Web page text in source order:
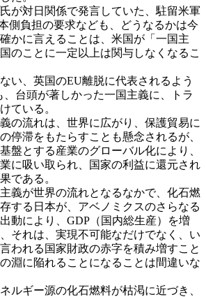
が対日関係で発言していた、駐留米軍
側負担の要求なども、どうなるかは今
かに言えることは、米国が「一国主
のことに一定以上は関与しなくなるこ
い、英国のEU離脱に代表されるよう
台頭が著しかった一国主義に、トラ
ている。
の流れは、世界に広がり、保護貿易に
停滞をもたらすことも懸念されるが、
盤とする産業のグローバル化により、
に吸い取られ、国家の利益に還元され
である。
義が世界の流れとなるなかで、化石燃
する日本が、アベノミクスのさらなる
動により、GDP（国内総生産）を増
それは、実現不可能なだけでなく、い
われる国家財政の赤字を積み増すこと
淵に陥れることになることは間違いな
ルギー源の化石燃料が枯渇に近づき、